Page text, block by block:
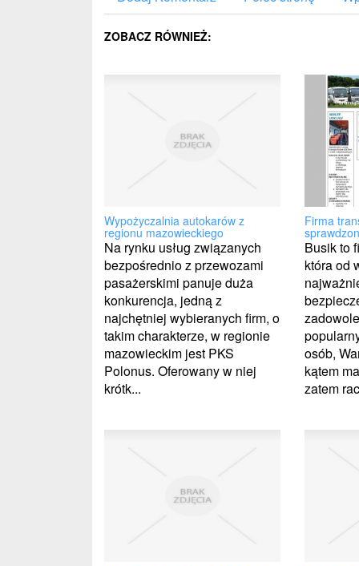
ZOBACZ RÓWNIEŻ:
Wypożyczalnia autokarów z
regionu mazowieckiego
Na rynku usług związanych
bezpośrednio z przewozami
pasażerskimi panuje duża
konkurencja, jedną z
najchętniej wybieranych firm, o
takim charakterze, w regionie
mazowieckim jest PKS
Polonus. Oferowany w niej
krótk...
Firma
Busik to
która od
osób,
kątem
zatem